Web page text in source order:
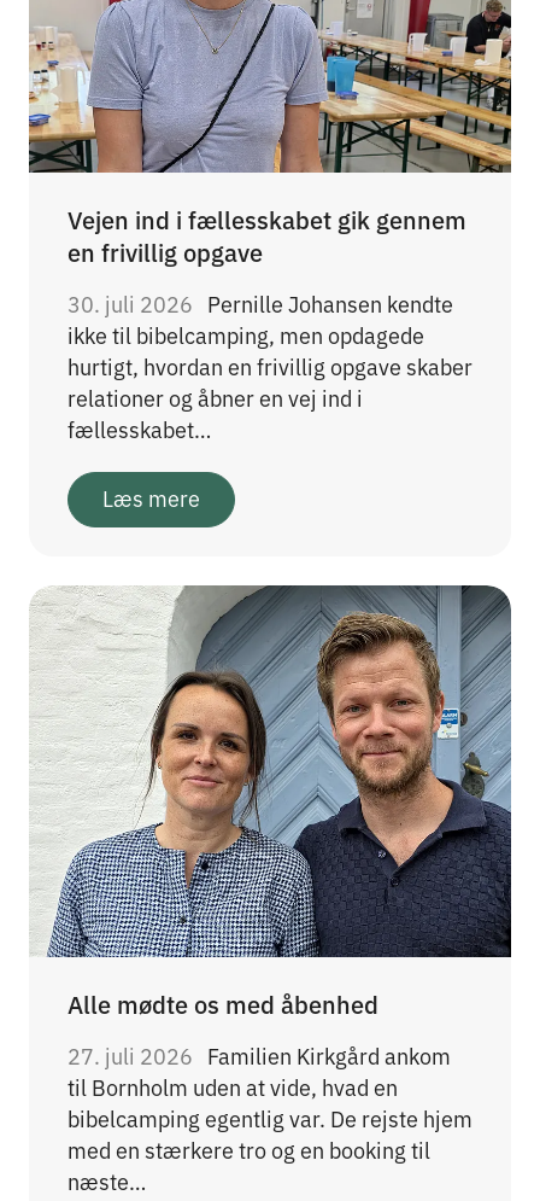
Vejen ind i fællesskabet gik gennem
en frivillig opgave
30. juli 2026 Pernille Johansen kendte
ikke til bibelcamping, men opdagede
hurtigt, hvordan en frivillig opgave skaber
relationer og åbner en vej ind i
fællesskabet…
Læs mere
Alle mødte os med åbenhed
27. juli 2026 Familien Kirkgård ankom
til Bornholm uden at vide, hvad en
bibelcamping egentlig var. De rejste hjem
med en stærkere tro og en booking til
næste…